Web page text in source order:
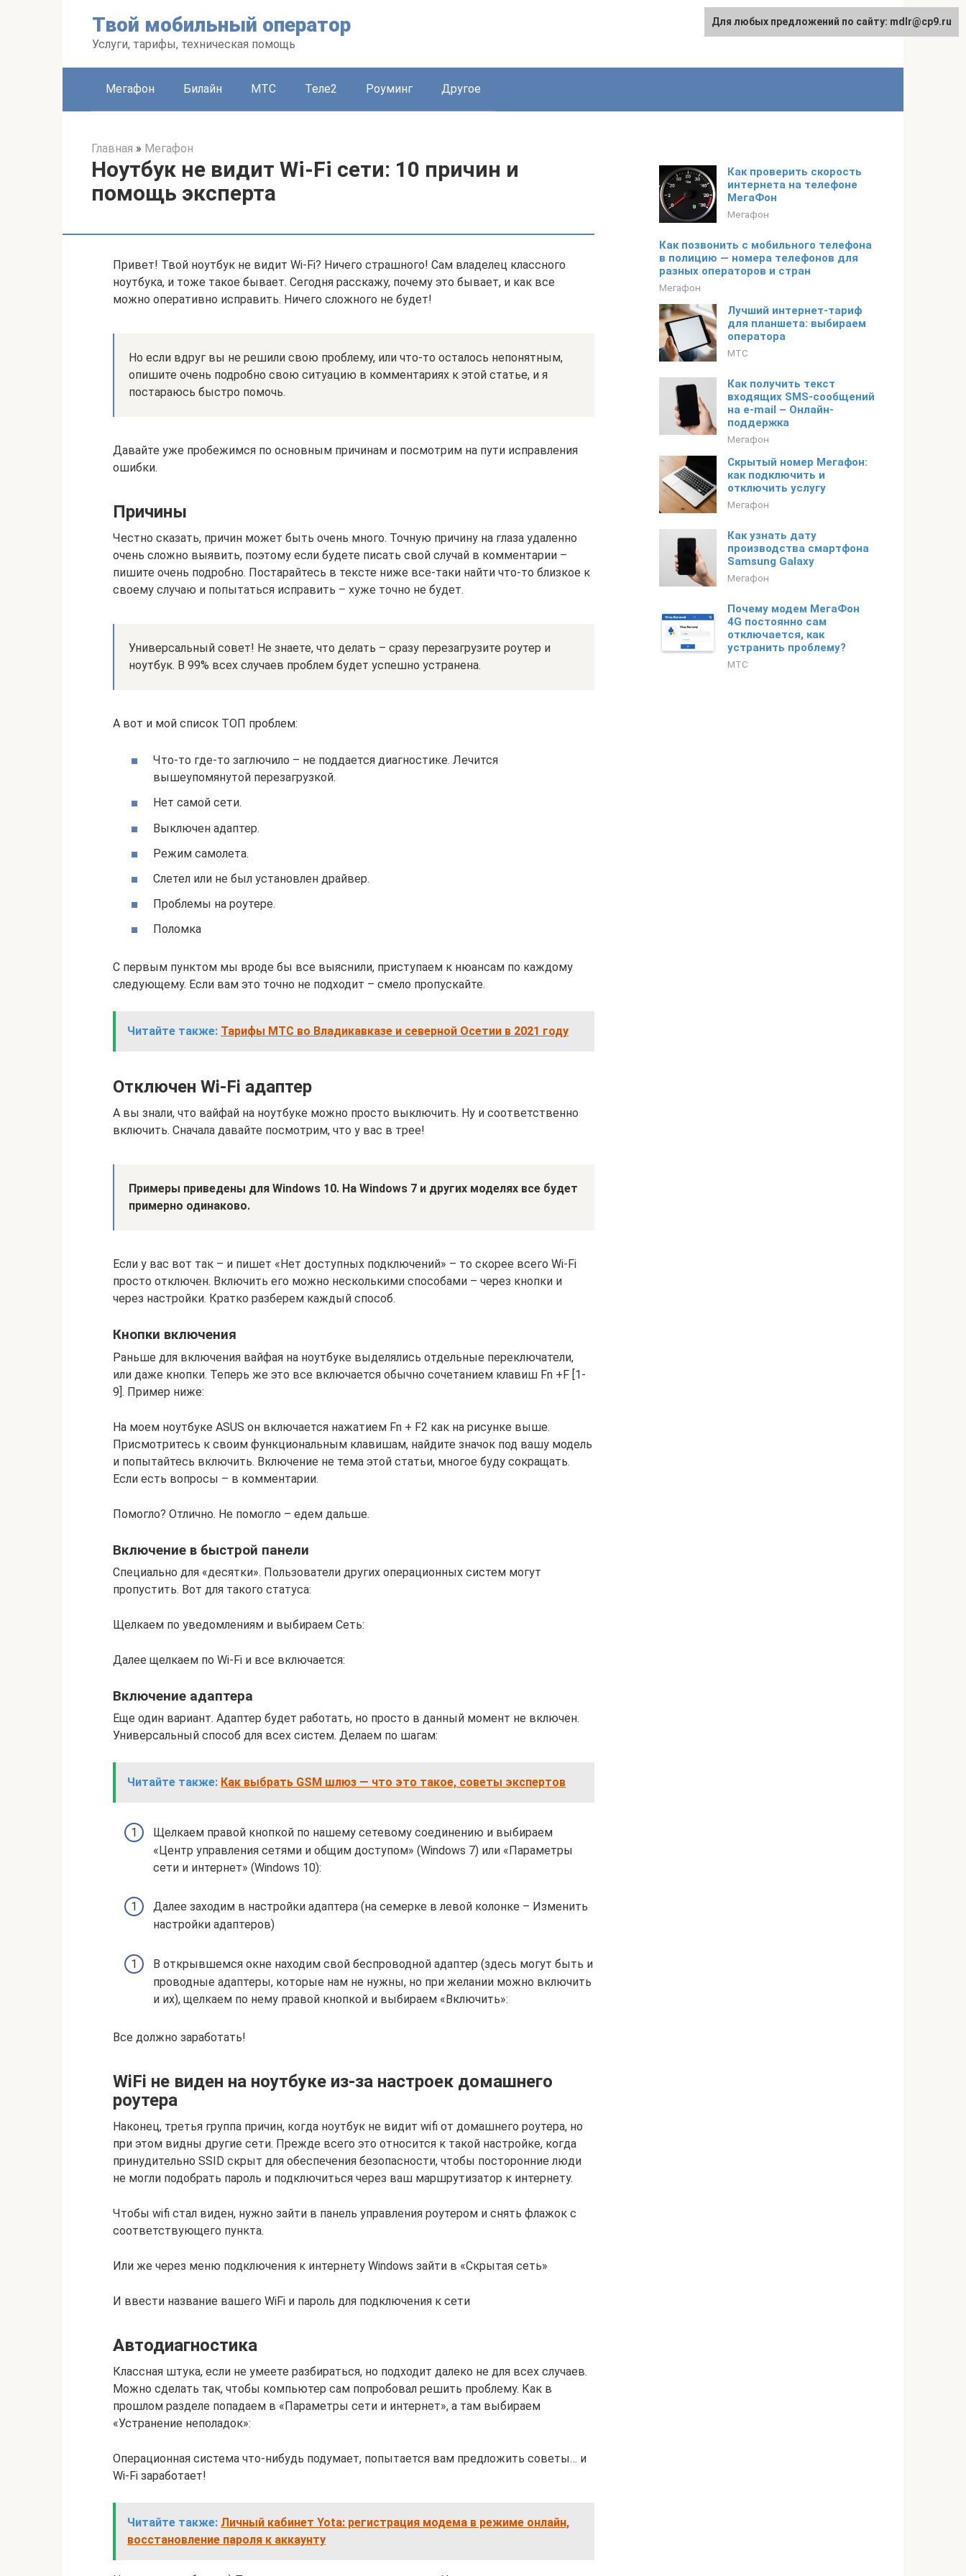
Твой мобильный оператор
Услуги, тарифы, техническая помощь
Мегафон Билайн МТС Теле2 Роуминг Другое
Главная » Мегафон
Ноутбук не видит Wi-Fi сети: 10 причин и
помощь эксперта
Привет! Твой ноутбук не видит Wi-Fi? Ничего страшного! Сам владелец классного
ноутбука, и тоже такое бывает. Сегодня расскажу, почему это бывает, и как все
можно оперативно исправить. Ничего сложного не будет!
Но если вдруг вы не решили свою проблему, или что-то осталось непонятным,
опишите очень подробно свою ситуацию в комментариях к этой статье, и я
постараюсь быстро помочь.
Давайте уже пробежимся по основным причинам и посмотрим на пути исправления
ошибки.
Причины
Честно сказать, причин может быть очень много. Точную причину на глаза удаленно
очень сложно выявить, поэтому если будете писать свой случай в комментарии –
пишите очень подробно. Постарайтесь в тексте ниже все-таки найти что-то близкое к
своему случаю и попытаться исправить – хуже точно не будет.
Универсальный совет! Не знаете, что делать – сразу перезагрузите роутер и
ноутбук. В 99% всех случаев проблем будет успешно устранена.
А вот и мой список ТОП проблем:
Что-то где-то заглючило – не поддается диагностике. Лечится
вышеупомянутой перезагрузкой.
Нет самой сети.
Выключен адаптер.
Режим самолета.
Слетел или не был установлен драйвер.
Проблемы на роутере.
Поломка
С первым пунктом мы вроде бы все выяснили, приступаем к нюансам по каждому
следующему. Если вам это точно не подходит – смело пропускайте.
Читайте также: Тарифы МТС во Владикавказе и северной Осетии в 2021 году
Отключен Wi-Fi адаптер
А вы знали, что вайфай на ноутбуке можно просто выключить. Ну и соответственно
включить. Сначала давайте посмотрим, что у вас в трее!
Примеры приведены для Windows 10. На Windows 7 и других моделях все будет
примерно одинаково.
Если у вас вот так – и пишет «Нет доступных подключений» – то скорее всего Wi-Fi
просто отключен. Включить его можно несколькими способами – через кнопки и
через настройки. Кратко разберем каждый способ.
Кнопки включения
Раньше для включения вайфая на ноутбуке выделялись отдельные переключатели,
или даже кнопки. Теперь же это все включается обычно сочетанием клавиш Fn +F [1-
9]. Пример ниже:
На моем ноутбуке ASUS он включается нажатием Fn + F2 как на рисунке выше.
Присмотритесь к своим функциональным клавишам, найдите значок под вашу модель
и попытайтесь включить. Включение не тема этой статьи, многое буду сокращать.
Если есть вопросы – в комментарии.
Помогло? Отлично. Не помогло – едем дальше.
Включение в быстрой панели
Специально для «десятки». Пользователи других операционных систем могут
пропустить. Вот для такого статуса:
Щелкаем по уведомлениям и выбираем Сеть:
Далее щелкаем по Wi-Fi и все включается:
Включение адаптера
Еще один вариант. Адаптер будет работать, но просто в данный момент не включен.
Универсальный способ для всех систем. Делаем по шагам:
Читайте также: Как выбрать GSM шлюз — что это такое, советы экспертов
Щелкаем правой кнопкой по нашему сетевому соединению и выбираем
«Центр управления сетями и общим доступом» (Windows 7) или «Параметры
сети и интернет» (Windows 10):
Далее заходим в настройки адаптера (на семерке в левой колонке – Изменить
настройки адаптеров)
В открывшемся окне находим свой беспроводной адаптер (здесь могут быть и
проводные адаптеры, которые нам не нужны, но при желании можно включить
и их), щелкаем по нему правой кнопкой и выбираем «Включить»:
Все должно заработать!
WiFi не виден на ноутбуке из-за настроек домашнего
роутера
Наконец, третья группа причин, когда ноутбук не видит wifi от домашнего роутера, но
при этом видны другие сети. Прежде всего это относится к такой настройке, когда
принудительно SSID скрыт для обеспечения безопасности, чтобы посторонние люди
не могли подобрать пароль и подключиться через ваш маршрутизатор к интернету.
Чтобы wifi стал виден, нужно зайти в панель управления роутером и снять флажок с
соответствующего пункта.
Или же через меню подключения к интернету Windows зайти в «Скрытая сеть»
И ввести название вашего WiFi и пароль для подключения к сети
Автодиагностика
Классная штука, если не умеете разбираться, но подходит далеко не для всех случаев.
Можно сделать так, чтобы компьютер сам попробовал решить проблему. Как в
прошлом разделе попадаем в «Параметры сети и интернет», а там выбираем
«Устранение неполадок»:
Операционная система что-нибудь подумает, попытается вам предложить советы… и
Wi-Fi заработает!
Читайте также: Личный кабинет Yota: регистрация модема в режиме онлайн,
восстановление пароля к аккаунту
Как проверить скорость
интернета на телефоне
МегаФон
Мегафон
Как позвонить с мобильного телефона
в полицию — номера телефонов для
разных операторов и стран
Мегафон
Лучший интернет-тариф
для планшета: выбираем
оператора
МТС
Как получить текст
входящих SMS-сообщений
на e-mail – Онлайн-
поддержка
Мегафон
Скрытый номер Мегафон:
как подключить и
отключить услугу
Мегафон
Как узнать дату
производства смартфона
Samsung Galaxy
Мегафон
Почему модем МегаФон
4G постоянно сам
отключается, как
устранить проблему?
МТС
Для любых предложений по сайту: mdlr@cp9.ru